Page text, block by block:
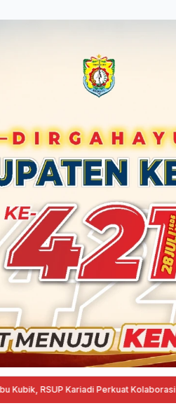
RSUP Kariadi Perkuat Kolaborasi